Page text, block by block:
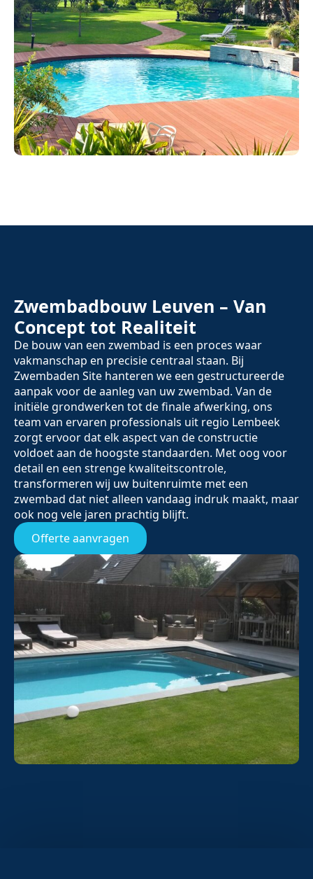
Zwembadbouw Leuven – Van
Concept tot Realiteit
De bouw van een zwembad is een proces waar
vakmanschap en precisie centraal staan. Bij
Zwembaden Site hanteren we een gestructureerde
aanpak voor de aanleg van uw zwembad. Van de
initiële grondwerken tot de finale afwerking, ons
team van ervaren professionals uit regio Lembeek
zorgt ervoor dat elk aspect van de constructie
voldoet aan de hoogste standaarden. Met oog voor
detail en een strenge kwaliteitscontrole,
transformeren wij uw buitenruimte met een
zwembad dat niet alleen vandaag indruk maakt, maar
ook nog vele jaren prachtig blijft.
Offerte aanvragen